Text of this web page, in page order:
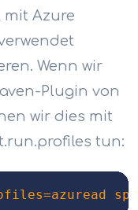
mit Azure
Wenn wir
Plugin von
wir dies mit
tun: